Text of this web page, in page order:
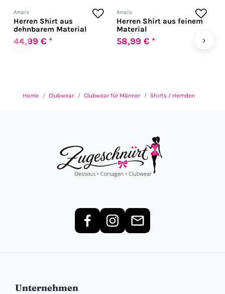
‹
Anais
Herren Shirt aus
dehnbarem Material
44,99 € *
Anais
Herren Shirt aus feinem
Material
58,99 € * ›
Home Clubwear Clubwear für Männer Shirts / Hemden
Unternehmen